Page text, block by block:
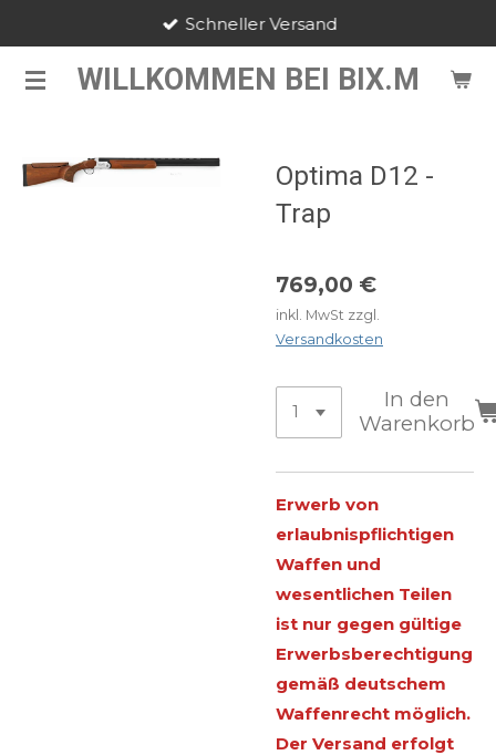
springen WILLKOMMEN BEI BIX.M
Schneller Versand
Optima D12 -
Trap
769,00 €
inkl. MwSt zzgl.
Versandkosten
In den
Warenkorb
Erwerb von
erlaubnispflichtigen
Waffen und
wesentlichen Teilen
ist nur gegen gültige
Erwerbsberechtigung
gemäß deutschem
Waffenrecht möglich.
Der Versand erfolgt